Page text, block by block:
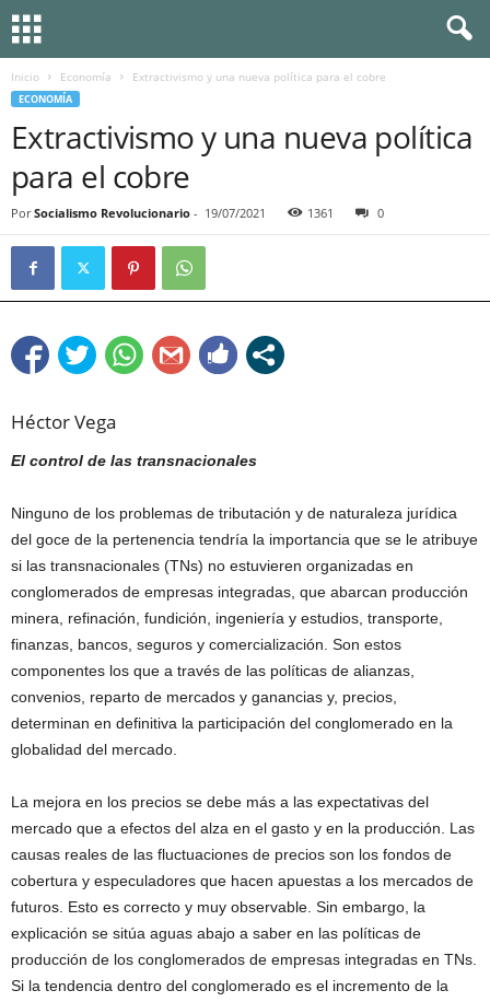
Inicio Economía Extractivismo y una nueva política para el cobre
ECONOMÍA
Extractivismo y una nueva política
para el cobre
Por Socialismo Revolucionario - 19/07/2021 1361 0
Héctor Vega
El control de las transnacionales
Ninguno de los problemas de tributación y de naturaleza jurídica
del goce de la pertenencia tendría la importancia que se le atribuye
si las transnacionales (TNs) no estuvieren organizadas en
conglomerados de empresas integradas, que abarcan producción
minera, refinación, fundición, ingeniería y estudios, transporte,
finanzas, bancos, seguros y comercialización. Son estos
componentes los que a través de las políticas de alianzas,
convenios, reparto de mercados y ganancias y, precios,
determinan en definitiva la participación del conglomerado en la
globalidad del mercado.
La mejora en los precios se debe más a las expectativas del
mercado que a efectos del alza en el gasto y en la producción. Las
causas reales de las fluctuaciones de precios son los fondos de
cobertura y especuladores que hacen apuestas a los mercados de
futuros. Esto es correcto y muy observable. Sin embargo, la
explicación se sitúa aguas abajo a saber en las políticas de
producción de los conglomerados de empresas integradas en TNs.
Si la tendencia dentro del conglomerado es el incremento de la